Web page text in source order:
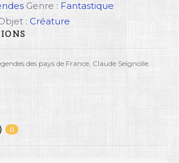
Genre : Fantastique
: Créature
des pays de France, Claude Seignolle.
0